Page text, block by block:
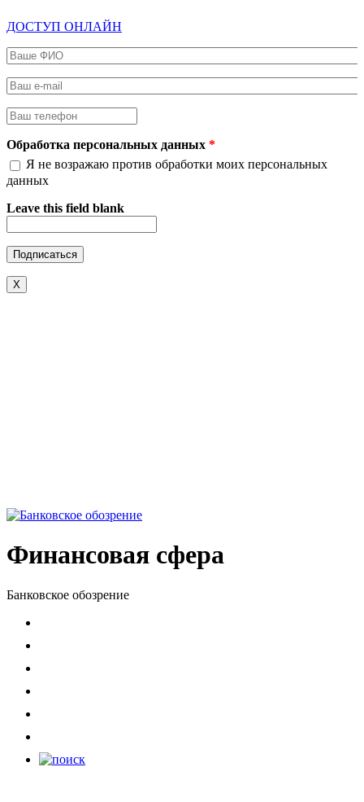
ДОСТУП ОНЛАЙН
Ваше ФИО
Ваш e-mail
Ваш телефон
Обработка персональных данных *
Я не возражаю против обработки моих персональных
данных
Leave this field blank
X
Финансовая сфера
Банковское обозрение